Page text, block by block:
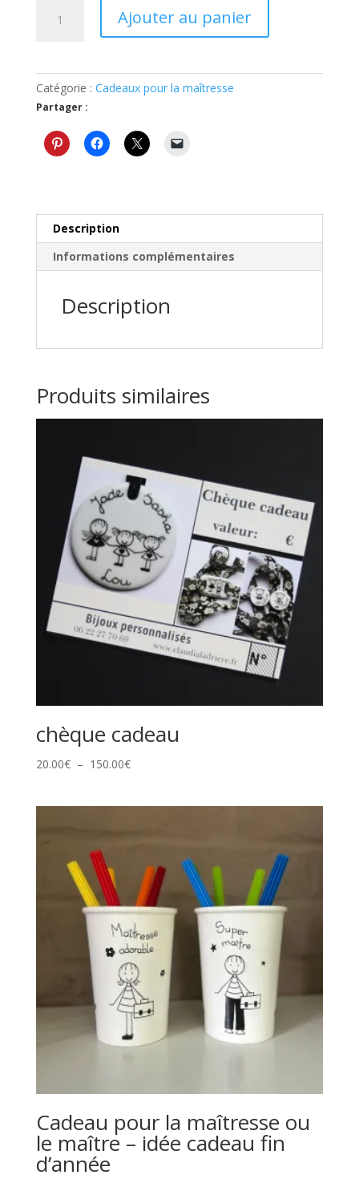
Remerciement
d’année
scolaire
Ajouter au panier
Catégorie : Cadeaux pour la maîtresse
Partager :
Description
Informations complémentaires
Description
Produits similaires
chèque cadeau
20.00€ – 150.00€Plage
Cadeau pour la maîtresse ou
le maître – idée cadeau fin
d’année